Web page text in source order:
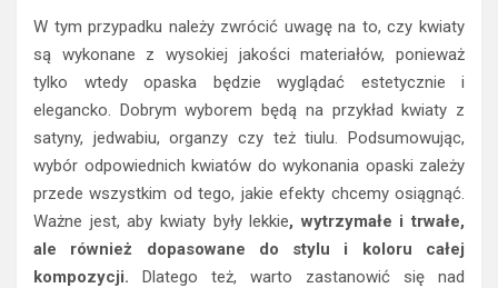
W tym przypadku należy zwrócić uwagę na to, czy kwiaty
są wykonane z wysokiej jakości materiałów, ponieważ
tylko wtedy opaska będzie wyglądać estetycznie i
elegancko. Dobrym wyborem będą na przykład kwiaty z
satyny, jedwabiu, organzy czy też tiulu. Podsumowując,
wybór odpowiednich kwiatów do wykonania opaski zależy
przede wszystkim od tego, jakie efekty chcemy osiągnąć.
Ważne jest, aby kwiaty były lekkie, wytrzymałe i trwałe,
ale również dopasowane do stylu i koloru całej
kompozycji. Dlatego też, warto zastanowić się nad